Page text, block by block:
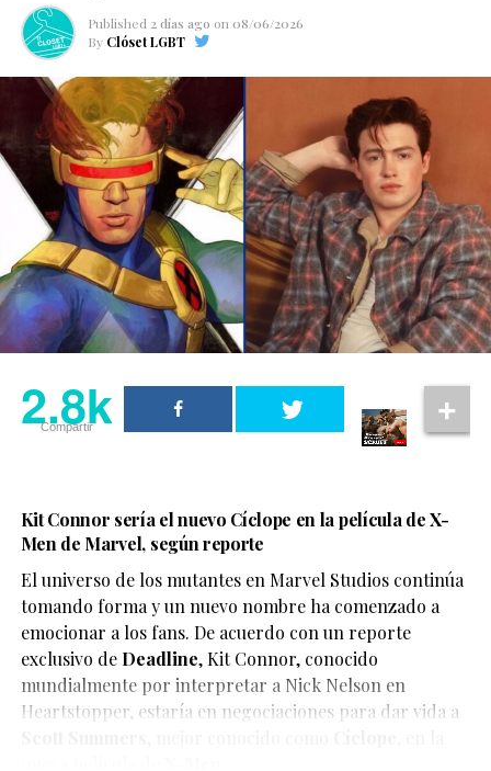
Published 2 días ago on 08/06/2026
By Clóset LGBT
2.8k
Compartir
Kit Connor sería el nuevo Cíclope en la película de X-
Men de Marvel, según reporte
El universo de los mutantes en Marvel Studios continúa
tomando forma y un nuevo nombre ha comenzado a
emocionar a los fans. De acuerdo con un reporte
exclusivo de Deadline,Kit Connor, conocido
mundialmente por interpretar a Nick Nelson en
Heartstopper, estaría en negociaciones para dar vida a